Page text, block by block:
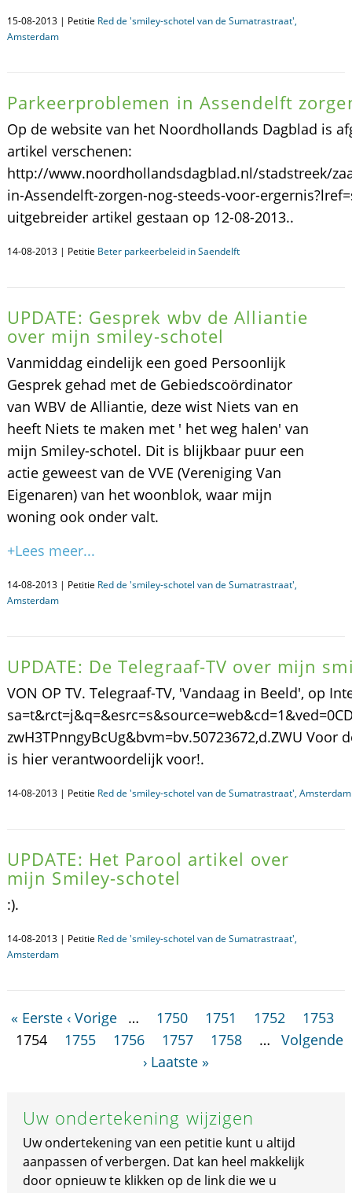
15-08-2013 | Petitie Red de 'smiley-schotel van de Sumatrastraat',
Amsterdam
Parkeerproblemen in Assendelft
Op de website van het Noordhollands Dagblad is
artikel verschenen:
http://www.noordhollandsdagblad.nl/stadstreek/
in-Assendelft-zorgen-nog-steeds-voor-
uitgebreider artikel gestaan op 12-08-2013..
14-08-2013 | Petitie Beter parkeerbeleid in Saendelft
UPDATE: Gesprek wbv de Alliantie
over mijn smiley-schotel
Vanmiddag eindelijk een goed Persoonlijk
Gesprek gehad met de Gebiedscoördinator
van WBV de Alliantie, deze wist Niets van en
heeft Niets te maken met ' het weg halen' van
mijn Smiley-schotel. Dit is blijkbaar puur een
actie geweest van de VVE (Vereniging Van
Eigenaren) van het woonblok, waar mijn
woning ook onder valt.
+Lees meer...
14-08-2013 | Petitie Red de 'smiley-schotel van de Sumatrastraat',
Amsterdam
UPDATE: De Telegraaf-TV over mijn
VON OP TV. Telegraaf-TV, 'Vandaag in Beeld', op
zwH3TPnngyBcUg&bvm=bv.50723672,d.ZWU
is hier verantwoordelijk voor!.
14-08-2013 | Petitie Red de 'smiley-schotel van de Sumatrastraat', Amsterdam
UPDATE: Het Parool artikel over
mijn Smiley-schotel
:).
14-08-2013 | Petitie Red de 'smiley-schotel van de Sumatrastraat',
Amsterdam
« Eerste ‹ Vorige … 1750 1751 1752
1753
1754
1755 1756 1757 1758 …
Volgende
› Laatste »
Uw ondertekening wijzigen
Uw ondertekening van een petitie kunt u altijd
aanpassen of verbergen. Dat kan heel makkelijk
door opnieuw te klikken op de link die we u